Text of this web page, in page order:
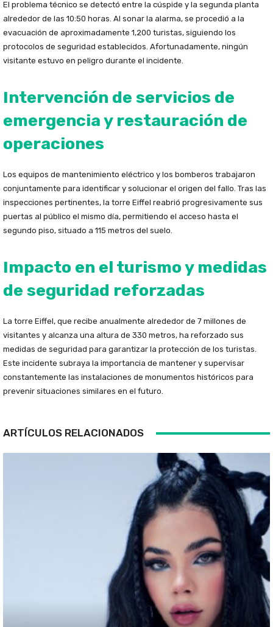
El problema técnico se detectó entre la cúspide y la segunda planta
alrededor de las 10:50 horas. Al sonar la alarma, se procedió a la
evacuación de aproximadamente 1,200 turistas, siguiendo los
protocolos de seguridad establecidos. Afortunadamente, ningún
visitante estuvo en peligro durante el incidente.
Intervención de servicios de
emergencia y restauración de
operaciones
Los equipos de mantenimiento eléctrico y los bomberos trabajaron
conjuntamente para identificar y solucionar el origen del fallo. Tras las
inspecciones pertinentes, la torre Eiffel reabrió progresivamente sus
puertas al público el mismo día, permitiendo el acceso hasta el
segundo piso, situado a 115 metros del suelo.
Impacto en el turismo y medidas
de seguridad reforzadas
La torre Eiffel, que recibe anualmente alrededor de 7 millones de
visitantes y alcanza una altura de 330 metros, ha reforzado sus
medidas de seguridad para garantizar la protección de los turistas.
Este incidente subraya la importancia de mantener y supervisar
constantemente las instalaciones de monumentos históricos para
prevenir situaciones similares en el futuro.
ARTÍCULOS RELACIONADOS